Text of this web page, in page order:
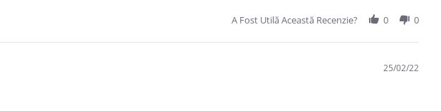
A Fost Utilă Această Recenzie? 0 0
25/02/22